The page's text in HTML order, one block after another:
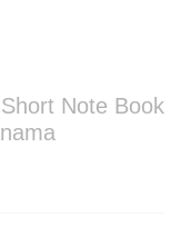
Note Book